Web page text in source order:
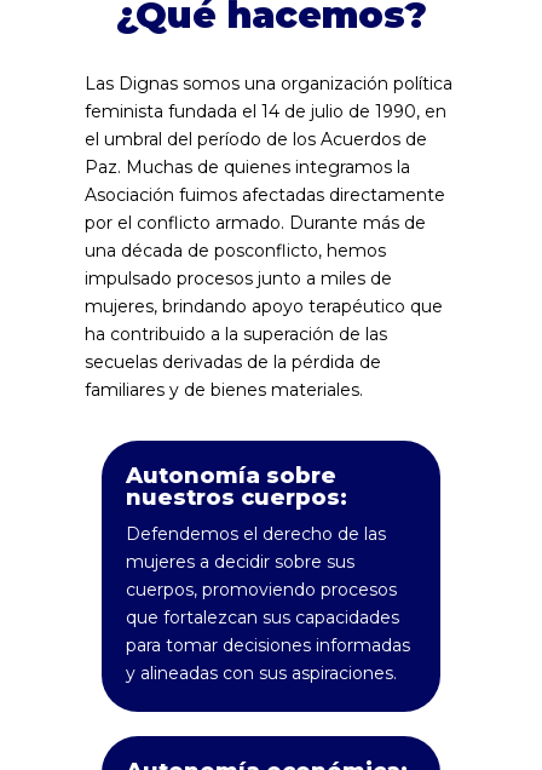
¿Qué hacemos?
Las Dignas somos una organización política
feminista fundada el 14 de julio de 1990, en
el umbral del período de los Acuerdos de
Paz. Muchas de quienes integramos la
Asociación fuimos afectadas directamente
por el conflicto armado. Durante más de
una década de posconflicto, hemos
impulsado procesos junto a miles de
mujeres, brindando apoyo terapéutico que
ha contribuido a la superación de las
secuelas derivadas de la pérdida de
familiares y de bienes materiales.
Autonomía sobre
nuestros cuerpos:
Defendemos el derecho de las
mujeres a decidir sobre sus
cuerpos, promoviendo procesos
que fortalezcan sus capacidades
para tomar decisiones informadas
y alineadas con sus aspiraciones.